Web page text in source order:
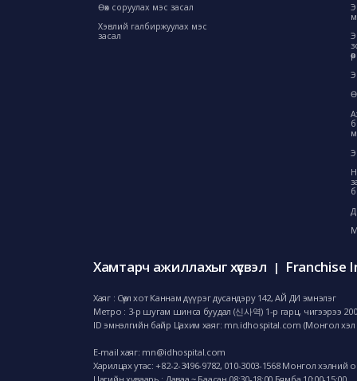
Өөх соруулах мэс засал
Хэвлий галбиржуулах мэс
засал
Хамтарч ажиллахыг хүсвэл | Franchise
Хаяг : Сөүл хот Каннам дүүрэг дусандэру 142, АЙ ДИ эмнэлэг
Метро : 3-р шугам шинса буудал (신사역) 1-р гарц, чигээрээ
ID эмнэлгийн байр Цахим хаяг: mn.idhospital.com (Монгол хэл
E-mail хаяг: mn@idhospital.com
Харилцах утас: +82-2-3496-9782, 010-3003-1568 Монгол хэлний